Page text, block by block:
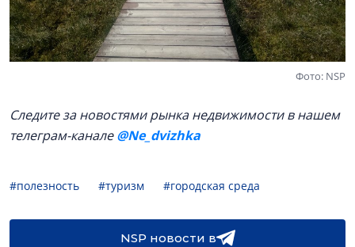
Фото: NSP
Следите за новостями рынка недвижимости в нашем
телеграм-канале@Ne_dvizhka
#полезность #туризм #городская среда
NSP новости в